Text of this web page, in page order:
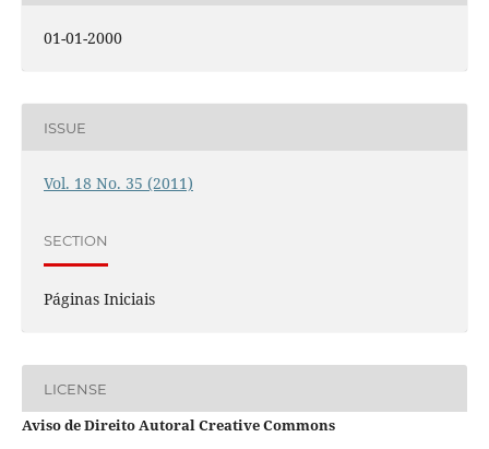
01-01-2000
ISSUE
Vol. 18 No. 35 (2011)
SECTION
Páginas Iniciais
LICENSE
Aviso de Direito Autoral Creative Commons